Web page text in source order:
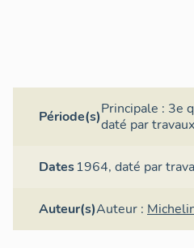
Période(s)Principale : 3e
daté par
Dates1964,daté par
Auteur(s)Auteur :